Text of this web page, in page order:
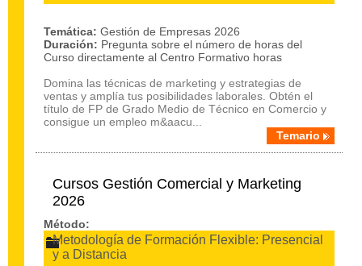
Temática: Gestión de Empresas 2026
Duración: Pregunta sobre el número de horas del
Curso directamente al Centro Formativo horas
Domina las técnicas de marketing y estrategias de
ventas y amplía tus posibilidades laborales. Obtén el
título de FP de Grado Medio de Técnico en Comercio y
consigue un empleo m&aacu...
Temario
Cursos Gestión Comercial y Marketing
2026
Método:
Metodología de Formación Flexible: Presencial
y a Distancia